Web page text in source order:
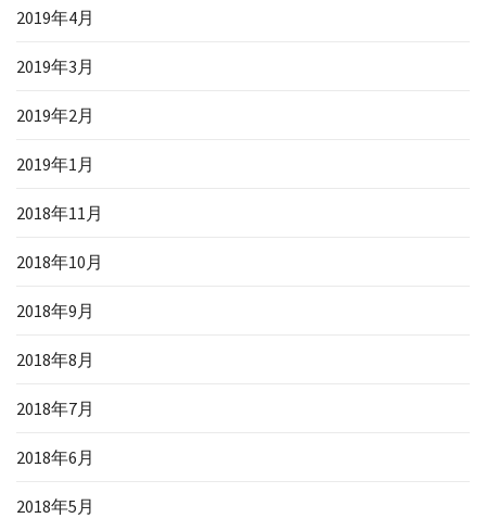
2019年4月
2019年3月
2019年2月
2019年1月
2018年11月
2018年10月
2018年9月
2018年8月
2018年7月
2018年6月
2018年5月